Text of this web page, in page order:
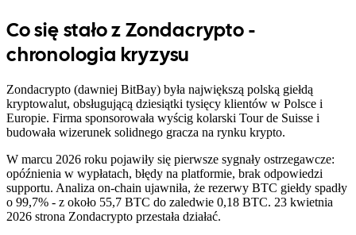
Co się stało z Zondacrypto -
chronologia kryzysu
Zondacrypto (dawniej BitBay) była największą polską giełdą
kryptowalut, obsługującą dziesiątki tysięcy klientów w Polsce i
Europie. Firma sponsorowała wyścig kolarski Tour de Suisse i
budowała wizerunek solidnego gracza na rynku krypto.
W marcu 2026 roku pojawiły się pierwsze sygnały ostrzegawcze:
opóźnienia w wypłatach, błędy na platformie, brak odpowiedzi
supportu. Analiza on-chain ujawniła, że rezerwy BTC giełdy spadły
o 99,7% - z około 55,7 BTC do zaledwie 0,18 BTC. 23 kwietnia
2026 strona Zondacrypto przestała działać.